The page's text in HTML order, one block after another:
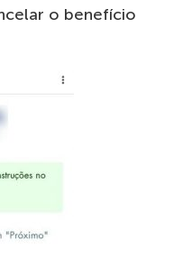
o benefício